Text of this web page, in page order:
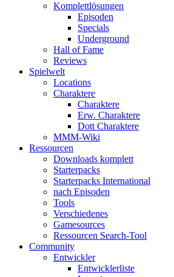
Komplettlösungen
Episoden
Specials
Underground
Hall of Fame
Reviews
Spielwelt
Locations
Charaktere
Charaktere
Erw. Charaktere
Dott Charaktere
MMM-Wiki
Ressourcen
Downloads komplett
Starterpacks
Starterpacks International
nach Episoden
Tools
Verschiedenes
Gamesources
Ressourcen Search-Tool
Community
Entwickler
Entwicklerliste